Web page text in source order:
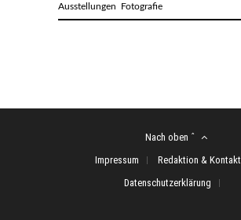
Ausstellungen
Fotografie
Nach oben ˆ
Impressum
Redaktion & Kontakt
Datenschutzerklärung